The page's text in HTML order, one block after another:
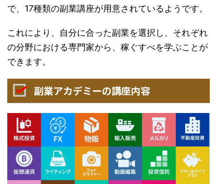
で、17種類の副業講座が用意されているようです。
これにより、自分に合った副業を選択し、それぞれ
の分野における専門家から、稼ぐすべを学ぶことが
できます。
副業アカデミーの講座内容